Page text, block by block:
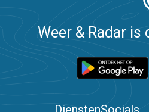
Weer & Radar